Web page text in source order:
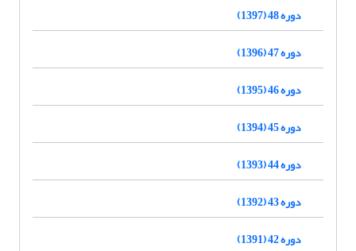
دوره 48 (1397)
دوره 47 (1396)
دوره 46 (1395)
دوره 45 (1394)
دوره 44 (1393)
دوره 43 (1392)
دوره 42 (1391)